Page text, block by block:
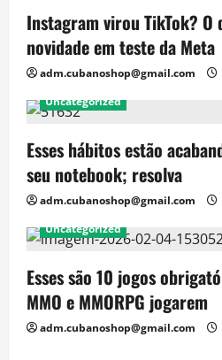
Instagram virou TikTok? O
novidade em teste da Meta
adm.cubanoshop@gmail.com
Uncategorized
Esses hábitos estão
seu notebook; resolva
adm.cubanoshop@gmail.com
Uncategorized
Esses são 10 jogos
MMO e MMORPG jogarem
adm.cubanoshop@gmail.com